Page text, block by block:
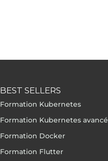
BEST SELLERS
Formation Kubernetes
Formation Kubernetes avancé
Formation Docker
Formation Flutter